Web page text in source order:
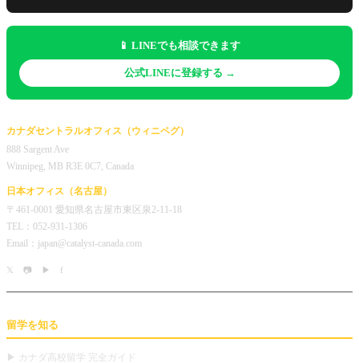
📱 LINEでも相談できます
公式LINEに登録する →
カナダセントラルオフィス（ウィニペグ）
888 Sargent Ave
Winnipeg, MB R3E 0C7, Canada
日本オフィス（名古屋）
〒461-0001 愛知県名古屋市東区泉2-11-18
TEL：052-931-1306
Email：japan@catalyst-canada.com
𝕏 📷 ▶ f
留学を知る
▶ カナダ高校留学 完全ガイド